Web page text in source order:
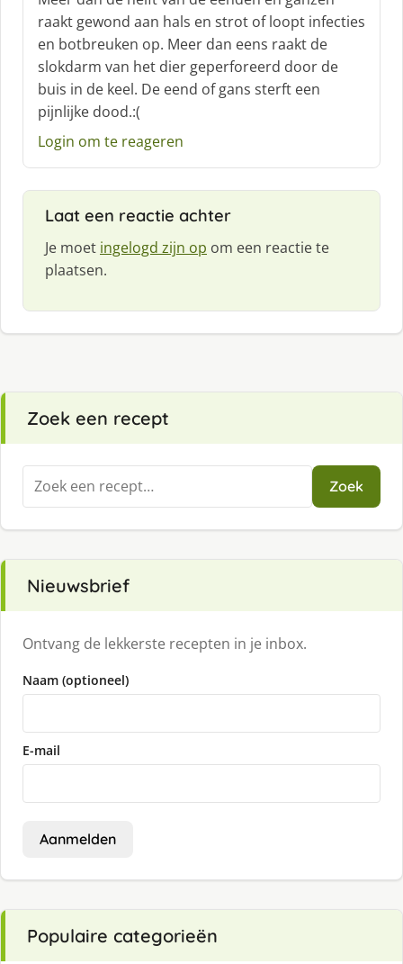
raakt gewond aan hals en strot of loopt infecties
en botbreuken op. Meer dan eens raakt de
slokdarm van het dier geperforeerd door de
buis in de keel. De eend of gans sterft een
pijnlijke dood.:(
Login om te reageren
Laat een reactie achter
Je moet ingelogd zijn op om een reactie te
plaatsen.
Zoek een recept
Zoeken
naar:
Zoek
Nieuwsbrief
Ontvang de lekkerste recepten in je inbox.
Naam (optioneel)
E-mail
Aanmelden
Populaire categorieën